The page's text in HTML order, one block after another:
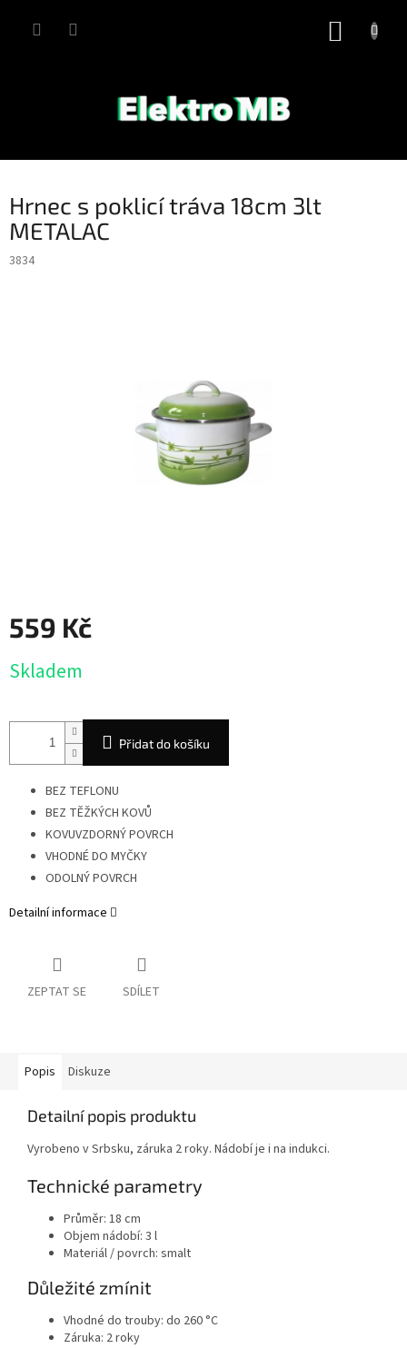
Hrnec s poklicí tráva 18cm 3lt
METALAC
3834
559 Kč
cena:
Skladem
Přidat do košíku
BEZ TEFLONU
BEZ TĚŽKÝCH KOVŮ
KOVUVZDORNÝ POVRCH
VHODNÉ DO MYČKY
ODOLNÝ POVRCH
Detailní informace
ZEPTAT SE SDÍLET
Popis Diskuze
Detailní popis produktu
Vyrobeno v Srbsku, záruka 2 roky. Nádobí je i na indukci.
Technické parametry
Průměr: 18 cm
Objem nádobí: 3 l
Materiál / povrch: smalt
Důležité zmínit
Vhodné do trouby: do 260 °C
Záruka: 2 roky